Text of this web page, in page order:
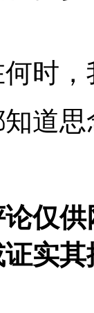
，
思
仅
实其